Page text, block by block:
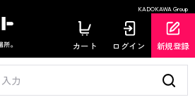
KADOKAWA Group
カート ログイン 新規登録